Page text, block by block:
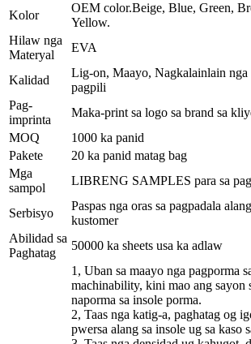
Kolor
OEM color.Beige, Blue, Green,
Yellow.
Hilaw nga
Materyal
EVA
Kalidad
Lig-on, Maayo, Nagkalainlain nga
pagpili
Pag-
imprinta
Maka-print sa logo sa brand sa
MOQ
1000 ka panid
Pakete
20 ka panid matag bag
Mga
sampol
LIBRENG SAMPLES para sa
Serbisyo
Paspas nga oras sa pagpadala
kustomer
Abilidad sa
Paghatag
50000 ka sheets usa ka adlaw
1, Uban sa maayo nga pagporma
machinability, kini mao ang sayon
naporma sa insole porma.
2, Taas nga katig-a, paghatag og
pwersa alang sa insole ug sa kaso